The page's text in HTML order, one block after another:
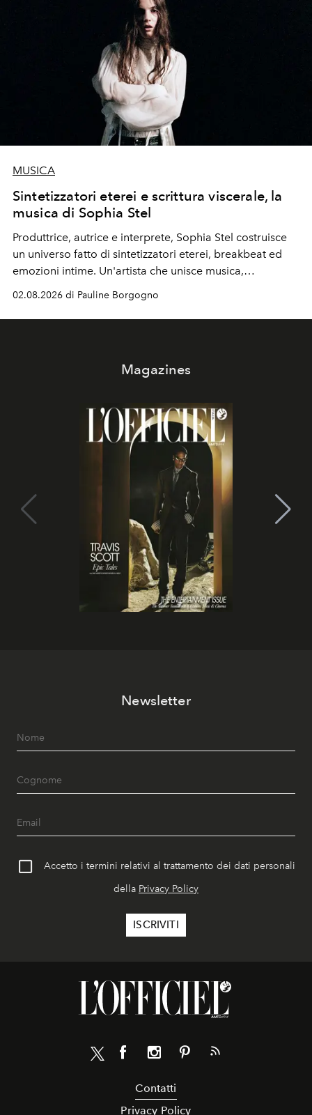
MUSICA
Sintetizzatori eterei e scrittura viscerale, la
musica di Sophia Stel
Produttrice, autrice e interprete, Sophia Stel costruisce
un universo fatto di sintetizzatori eterei, breakbeat ed
emozioni intime. Un'artista che unisce musica,
02.08.2026 di Pauline Borgogno
Magazines
Newsletter
Accetto i termini relativi al trattamento dei dati personali
della Privacy Policy
Contatti
Privacy Policy